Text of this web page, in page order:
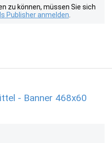
zu können, müssen Sie sich
Publisher anmelden
- Banner 468x60